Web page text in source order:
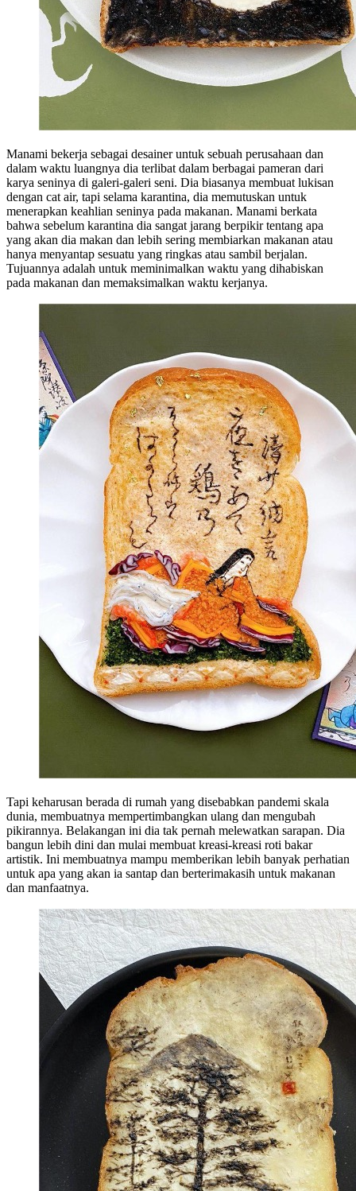
Manami bekerja sebagai desainer untuk sebuah perusahaan dan
dalam waktu luangnya dia terlibat dalam berbagai pameran dari
karya seninya di galeri-galeri seni. Dia biasanya membuat lukisan
dengan cat air, tapi selama karantina, dia memutuskan untuk
menerapkan keahlian seninya pada makanan. Manami berkata
bahwa sebelum karantina dia sangat jarang berpikir tentang apa
yang akan dia makan dan lebih sering membiarkan makanan atau
hanya menyantap sesuatu yang ringkas atau sambil berjalan.
Tujuannya adalah untuk meminimalkan waktu yang dihabiskan
pada makanan dan memaksimalkan waktu kerjanya.
Tapi keharusan berada di rumah yang disebabkan pandemi skala
dunia, membuatnya mempertimbangkan ulang dan mengubah
pikirannya. Belakangan ini dia tak pernah melewatkan sarapan. Dia
bangun lebih dini dan mulai membuat kreasi-kreasi roti bakar
artistik. Ini membuatnya mampu memberikan lebih banyak perhatian
untuk apa yang akan ia santap dan berterimakasih untuk makanan
dan manfaatnya.